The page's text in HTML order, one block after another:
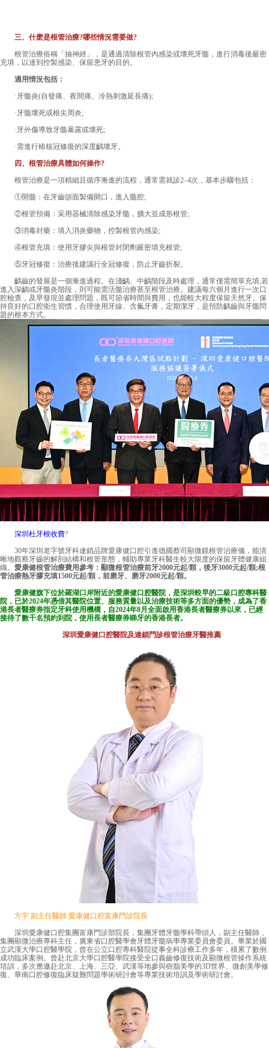
三、什麽是根管治療?哪些情況需要做?
根管治療俗稱「抽神經」，是通過清除根管內感染或壞死牙髓，進行消毒後嚴密
充填，以達到控製感染、保留患牙的目的。
適用情況包括：
·牙髓炎(自發痛、夜間痛、冷熱刺激延長痛);
·牙髓壞死或根尖周炎;
·牙外傷導致牙髓暴露或壞死;
·需進行樁核冠修復的深度齲壞牙。
四、根管治療具體如何操作?
根管治療是一項精細且循序漸進的流程，通常需就診2–4次，基本步驟包括：
①開髓：在牙齒頜面製備開口，進入髓腔;
②根管預備：采用器械清除感染牙髓，擴大並成形根管;
③消毒封藥：填入消炎藥物，控製根管內感染;
④根管充填：使用牙膠尖與根管封閉劑嚴密填充根管;
⑤牙冠修復：治療後建議行全冠修復，防止牙齒折裂。
齲齒的發展是一個漸進過程。在淺齲、中齲階段及時處理，通常僅需簡單充填;若
進入深齲或牙髓炎階段，則可能需活髓治療甚至根管治療。建議每六個月進行一次口
腔檢查，及早發現並處理問題，既可節省時間與費用，也能較大程度保留天然牙。保
持良好的口腔衛生習慣，合理使用牙線、含氟牙膏，定期潔牙，是預防齲齒與牙髓問
題的根本方式。
深圳杜牙根收費?
30年深圳老字號牙科連鎖品牌愛康健口腔引進德國蔡司顯微鏡根管治療儀，能清
晰地觀察牙齒的解剖結構和根管形態，輔助專業牙科醫生較大限度的保留牙體健康組
織。 愛康健根管治療費用參考：顯微根管治療前牙2000元起/顆，後牙3000元起/顆;根
管治療熱牙膠充填1500元起/顆，前磨牙、磨牙2000元起/顆。
愛康健旗下位於羅湖口岸附近的愛康健口腔醫院 ，是深圳較早的二級口腔專科醫
院，已於2024年憑借其醫院位置、服務質量以及治療技術等多方面的優勢，成為了香
港長者醫療券指定牙科使用機構，自2024年8月全面啟用香港長者醫療券以來，已經
接待了數千名預約到院，使用長者醫療券睇牙的香港長者。
深圳愛康健口腔醫院及連鎖門診根管治療牙醫推薦
方宇 副主任醫師 愛康健口腔富康門診院長
深圳愛康健口腔集團富康門診部院長，集團牙體牙髓學科帶頭人，副主任醫師，
集團顯微治療專科主任，廣東省口腔醫學會牙體牙髓病學專業委員會委員。畢業於國
立武漢大學口腔醫學院，曾在公立口腔專科醫院從事全科診療工作多年，積累了數例
成功臨床案例。曾赴北京大學口腔醫學院接受全口義齒修復技術及顯微根管操作系統
培訓，多次應邀赴北京、上海、三亞、武漢等地參與樹脂美學的3D世界、微創美學修
復、華南口腔修復臨床疑難問題學術研討會等專業技術培訓及學術研討會。